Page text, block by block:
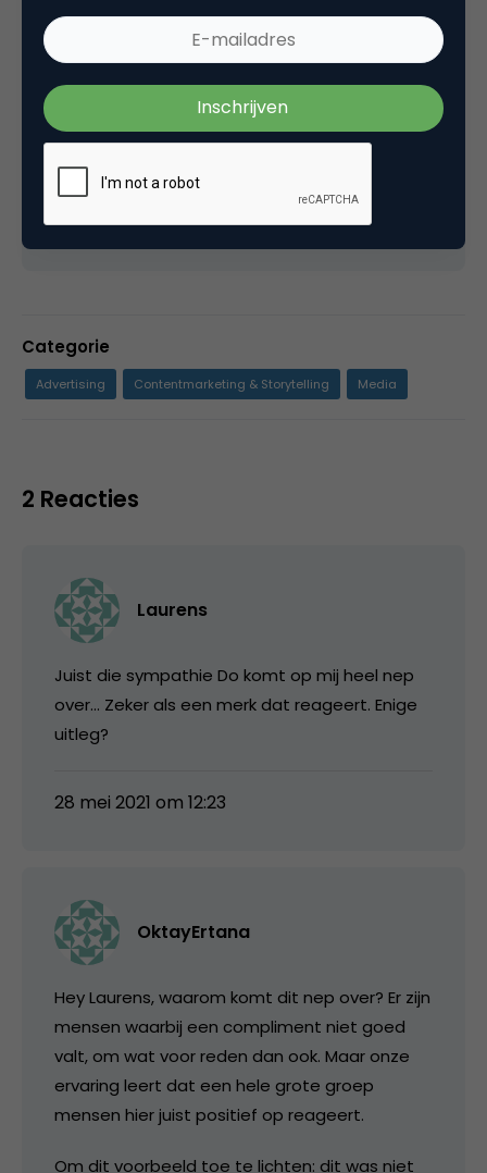
Nichefluence - social media partner
Oktay Ertana is eigenaar van Nichefluence. Met
Nichefluence helpt hij MKB'ers groeien op social
media sinds 2019. Hiernaast is Oktay marketing
InterCollege Business School.
Categorie
Advertising Contentmarketing & Storytelling Media
2 Reacties
Laurens
Juist die sympathie Do komt op mij heel nep
over… Zeker als een merk dat reageert. Enige
uitleg?
28 mei 2021 om 12:23
OktayErtana
Hey Laurens, waarom komt dit nep over? Er zijn
mensen waarbij een compliment niet goed
valt, om wat voor reden dan ook. Maar onze
ervaring leert dat een hele grote groep
mensen hier juist positief op reageert.
Om dit voorbeeld toe te lichten: dit was niet